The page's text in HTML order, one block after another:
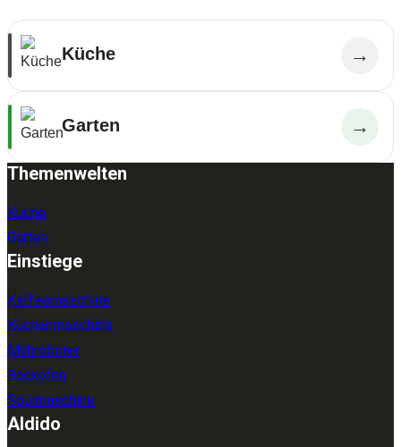
Küche →
Garten →
Themenwelten
Küche
Garten
Einstiege
Kaffeemaschine
Küchenmaschine
Mähroboter
Backofen
Spülmaschine
Aldido